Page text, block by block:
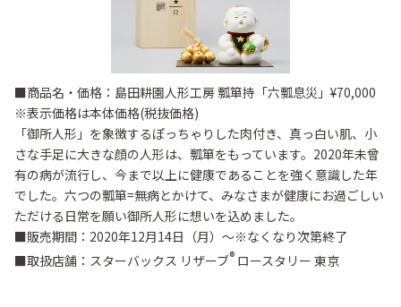
■商品名・価格：島田耕園人形工房 瓢箪持「六瓢息災」¥70,000
※表示価格は本体価格(税抜価格)
「御所人形」を象徴するぽっちゃりした肉付き、真っ白い肌、小
さな手足に大きな顔の人形は、瓢箪をもっています。2020年未曾
有の病が流行し、今まで以上に健康であることを強く意識した年
でした。六つの瓢箪=無病とかけて、みなさまが健康にお過ごしい
ただける日常を願い御所人形に想いを込めました。
■販売期間：2020年12月14日（月）～※なくなり次第終了
■取扱店舗：スターバックス リザーブ® ロースタリー 東京